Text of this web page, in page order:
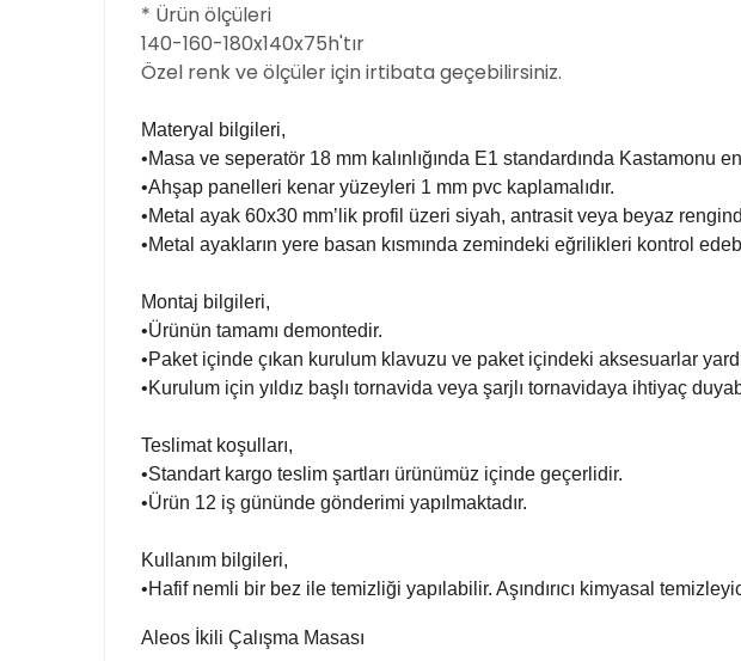
* Ürün ölçüleri
140-160-180x140x75h'tır
Özel renk ve ölçüler için irtibata geçebilirsiniz.
Materyal bilgileri,
•Masa ve seperatör 18 mm kalınlığında E1 standardında Kastamonu
•Ahşap panelleri kenar yüzeyleri 1 mm pvc kaplamalıdır.
•Metal ayak 60x30 mm’lik profil üzeri siyah, antrasit veya beyaz
•Metal ayakların yere basan kısmında zemindeki eğrilikleri kontrol
Montaj bilgileri,
•Ürünün tamamı demontedir.
•Paket içinde çıkan kurulum klavuzu ve paket içindeki aksesuarlar
•Kurulum için yıldız başlı tornavida veya şarjlı tornavidaya ihtiyaç
Teslimat koşulları,
•Standart kargo teslim şartları ürünümüz içinde geçerlidir.
•Ürün 12 iş gününde gönderimi yapılmaktadır.
Kullanım bilgileri,
•Hafif nemli bir bez ile temizliği yapılabilir. Aşındırıcı kimyasal
Aleos İkili Çalışma Masası